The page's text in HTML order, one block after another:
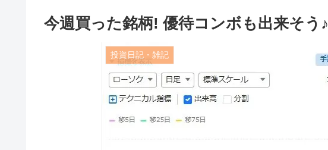
今週買った銘柄! 優待コンボも出来そう♪
投資日記・雑記